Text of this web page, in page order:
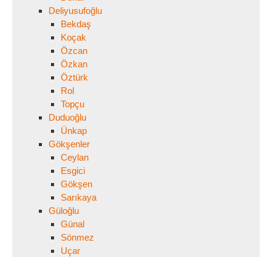
Deliyusufoğlu
Bekdaş
Koçak
Özcan
Özkan
Öztürk
Rol
Topçu
Duduoğlu
Ünkap
Gökşenler
Ceylan
Esgici
Gökşen
Sarıkaya
Güloğlu
Günal
Sönmez
Uçar